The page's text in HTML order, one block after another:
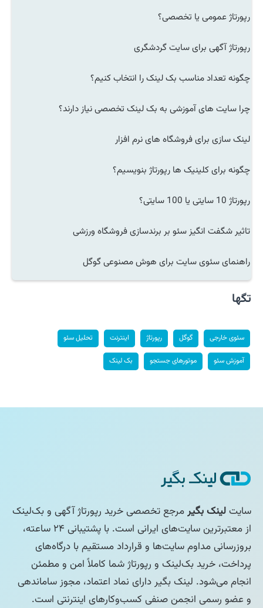
رپورتاژ عمومی یا تخصصی؟
رپورتاژ آگهی برای سایت گردشگری
چگونه تعداد مناسب بک لینک را انتخاب کنیم؟
چرا سایت های آموزشی به بک لینک تخصصی نیاز دارند؟
لینک سازی برای فروشگاه های نرم افزار
چگونه برای کلینیک ها رپورتاژ بنویسیم؟
رپورتاژ 10 سایتی یا 100 سایتی؟
تاثیر شگفت انگیز سئو بر برندسازی فروشگاه ورزشی
راهنمای سئوی سایت برای هوش مصنوعی گوگل
تگها
سئوی خارجی گوگل رپورتاژ اینترنت تحلیل سئو
آموزش سئو موتورهای جستجو بک لینک
سایتلینک بگیرمرجع تخصصی خرید رپورتاژ آگهی و بک‌لینک
از معتبرترین سایت‌های ایرانی است. با پشتیبانی ۲۴ ساعته،
بروزرسانی مداوم سایت‌ها و قرارداد مستقیم با درگاه‌های
پرداخت، خرید بک‌لینک و رپورتاژ شما کاملاً امن و مطمئن
انجام می‌شود. لینک بگیر دارای نماد اعتماد، مجوز ساماندهی
و عضو رسمی انجمن صنفی کسب‌وکارهای اینترنتی است.